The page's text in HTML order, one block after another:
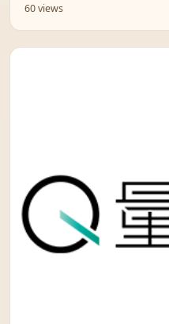
60 views